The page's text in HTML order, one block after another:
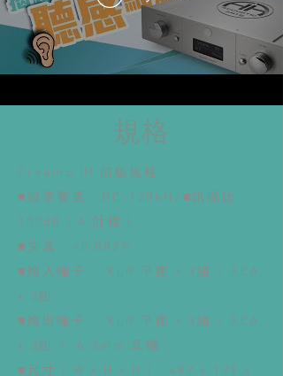
規格
Preamp III 前級規格 :
■頻率響應 : DC-120kHz■訊噪比 :
100dB ( A 計權 )
■失真 : <0.002%
■輸入端子 : XLR 平衡 x 3組 / RCA
x 3組
■輸出端子 : XLR 平衡 x 3組 / RCA
x 3組 / 6.3mm 耳機
■尺寸 ( W x H x D ) : 482 x 128 x